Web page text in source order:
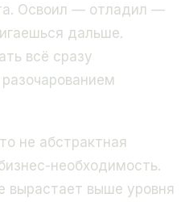
Освоил — отладил —
дальше.
всё сразу
не абстрактная
необходимость.
выше уровня